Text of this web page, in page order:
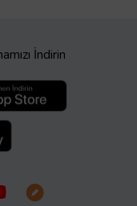
İndirin